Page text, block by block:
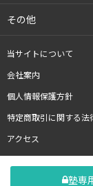
その他
当サイトについて
会社案内
個人情報保護方針
特定商取引に関する法
アクセス
塾専